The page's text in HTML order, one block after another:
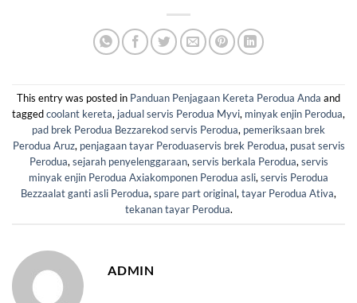
This entry was posted in Panduan Penjagaan Kereta Perodua Anda and
taggedcoolant kereta, jadual servis Perodua Myvi, minyak enjin Perodua,
pad brek Perodua Bezzarekod servis Perodua, pemeriksaan brek
Perodua Aruz, penjagaan tayar Peroduaservis brek Perodua, pusat servis
Perodua, sejarah penyelenggaraan, servis berkala Perodua, servis
minyak enjin Perodua Axiakomponen Perodua asli, servis Perodua
Bezzaalat ganti asli Perodua, spare part original, tayar Perodua Ativa,
tekanan tayar Perodua.
ADMIN